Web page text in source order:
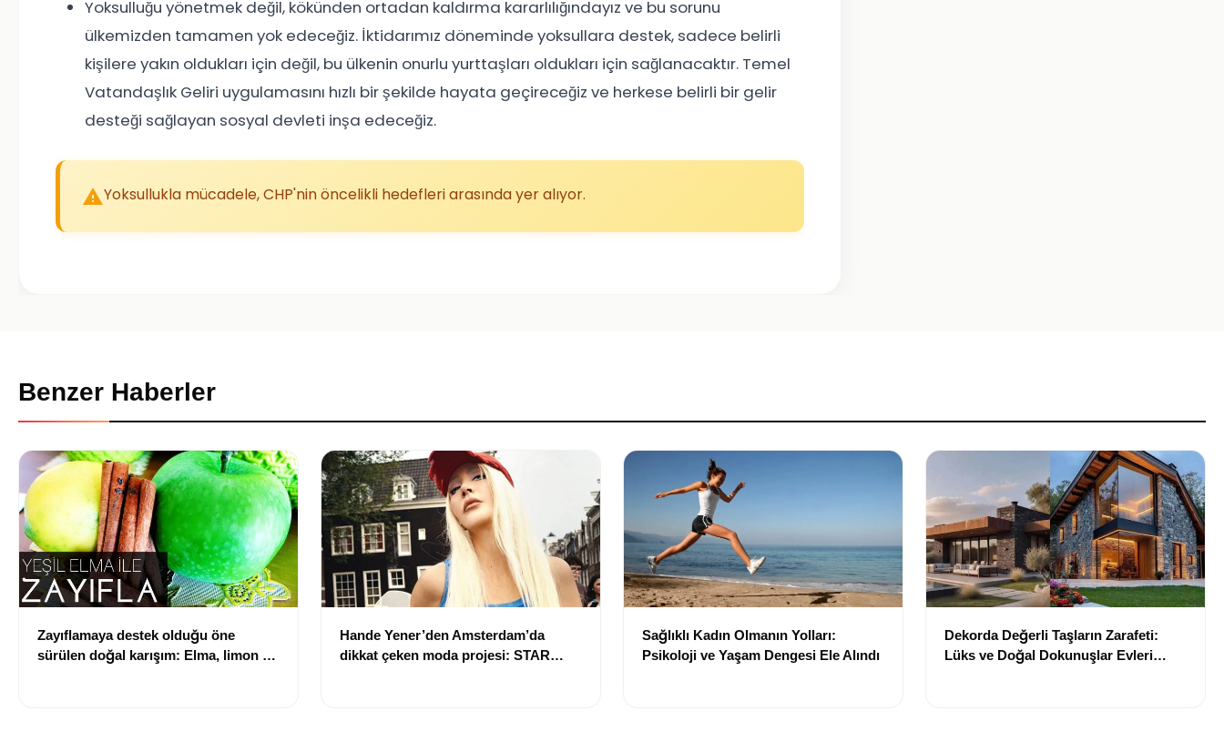
Yoksulluğu yönetmek değil, kökünden ortadan kaldırma kararlılığındayız ve bu sorunu
ülkemizden tamamen yok edeceğiz. İktidarımız döneminde yoksullara destek, sadece belirli
kişilere yakın oldukları için değil, bu ülkenin onurlu yurttaşları oldukları için sağlanacaktır. Temel
Vatandaşlık Geliri uygulamasını hızlı bir şekilde hayata geçireceğiz ve herkese belirli bir gelir
desteği sağlayan sosyal devleti inşa edeceğiz.
Yoksullukla mücadele, CHP'nin öncelikli hedefleri arasında yer alıyor.
Benzer Haberler
Zayıflamaya destek olduğu öne
sürülen doğal karışım: Elma, limon ve
Hande Yener’den Amsterdam’da
dikkat çeken moda projesi: STAR
Sağlıklı Kadın Olmanın Yolları:
Psikoloji ve Yaşam Dengesi Ele Alındı
Dekorda Değerli Taşların Zarafeti:
Lüks ve Doğal Dokunuşlar Evleri